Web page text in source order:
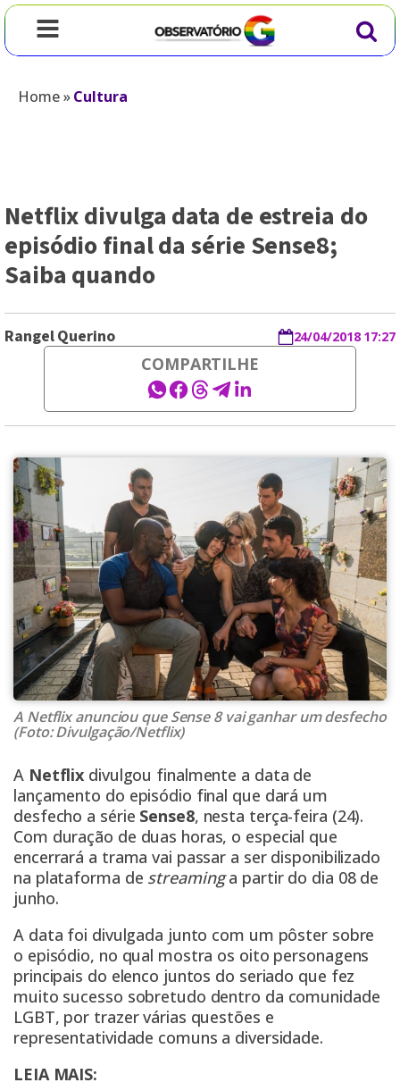
Home»Cultura
Netflix divulga data de estreia do
episódio final da série Sense8;
Saiba quando
Rangel Querino 24/04/2018 17:27
COMPARTILHE
A Netflix anunciou que Sense 8 vai ganhar um desfecho
(Foto: Divulgação/Netflix)
A Netflix divulgou finalmente a data de
lançamento do episódio final que dará um
desfecho a série Sense8, nesta terça-feira (24).
Com duração de duas horas, o especial que
encerrará a trama vai passar a ser disponibilizado
na plataforma de streaminga partir do dia 08 de
junho.
A data foi divulgada junto com um pôster sobre
o episódio, no qual mostra os oito personagens
principais do elenco juntos do seriado que fez
muito sucesso sobretudo dentro da comunidade
LGBT, por trazer várias questões e
representatividade comuns a diversidade.
LEIA MAIS: